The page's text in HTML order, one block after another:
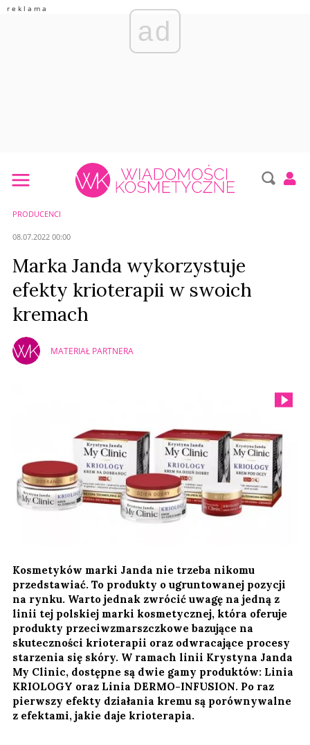
ad
PRODUCENCI
08.07.2022 00:00
Marka Janda wykorzystuje
efekty krioterapii w swoich
kremach
MATERIAŁ PARTNERA
Kosmetyków marki Janda nie trzeba nikomu
przedstawiać. To produkty o ugruntowanej pozycji
na rynku. Warto jednak zwrócić uwagę na jedną z
linii tej polskiej marki kosmetycznej, która oferuje
produkty przeciwzmarszczkowe bazujące na
skuteczności krioterapii oraz odwracające procesy
starzenia się skóry. W ramach linii Krystyna Janda
My Clinic, dostępne są dwie gamy produktów: Linia
KRIOLOGY oraz Linia DERMO-INFUSION. Po raz
pierwszy efekty działania kremu są porównywalne
z efektami, jakie daje krioterapia.